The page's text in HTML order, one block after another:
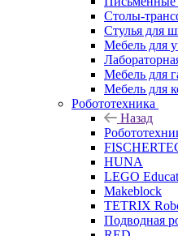
Столы-
Стулья для
Мебель для
Мебель для
Мебель для
Робототехника
Назад
HUNA
LEGO
Makeblock
TETRIX
Подводная